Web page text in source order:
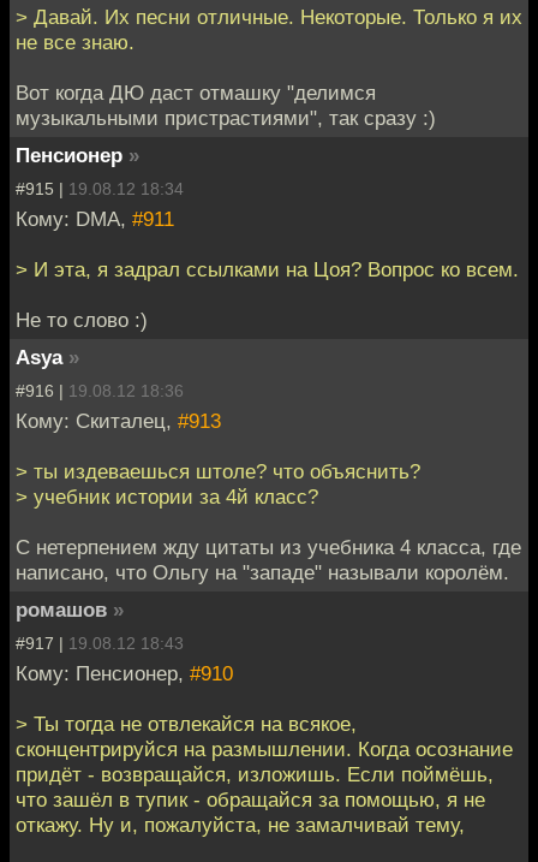
> Давай. Их песни отличные. Некоторые. Только я их
не все знаю.
Вот когда ДЮ даст отмашку "делимся
музыкальными пристрастиями", так сразу :)
Пенсионер »
#915 | 19.08.12 18:34
Кому: DMA, #911
> И эта, я задрал ссылками на Цоя? Вопрос ко всем.
Не то слово :)
Asya »
#916 | 19.08.12 18:36
Кому: Скиталец, #913
> ты издеваешься штоле? что объяснить?
> учебник истории за 4й класс?
С нетерпением жду цитаты из учебника 4 класса, где
написано, что Ольгу на "западе" называли королём.
ромашов »
#917 | 19.08.12 18:43
Кому: Пенсионер, #910
> Ты тогда не отвлекайся на всякое,
сконцентрируйся на размышлении. Когда осознание
придёт - возвращайся, изложишь. Если поймёшь,
что зашёл в тупик - обращайся за помощью, я не
откажу. Ну и, пожалуйста, не замалчивай тему,